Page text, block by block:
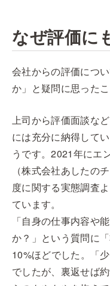
なぜ評価に
会社からの評価につ
か」と疑問に思った
上司から評価面談な
には充分に納得して
うです。2021年にエ
（株式会社あしたの
度に関する実態調査
ています。
「自身の仕事内容や
か？」という質問に
10%ほどでした。「
でしたが、裏返せば